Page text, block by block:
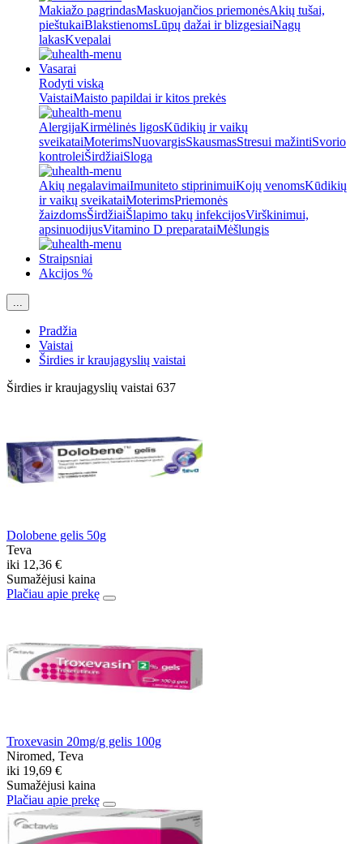
Makiažo pagrindasMaskuojančios priemonėsAkių tušai,
pieštukaiBlakstienomsLūpų dažai ir blizgesiaiNagų
lakasKvepalai
Vasarai
Rodyti viską
VaistaiMaisto papildai ir kitos prekės
AlergijaKirmėlinės ligosKūdikių ir vaikų
sveikataiMoterimsNuovargisSkausmasStresui mažintiSvorio
kontroleiŠirdžiaiSloga
Akių negalavimaiImuniteto stiprinimuiKojų venomsKūdikių
ir vaikų sveikataiMoterimsPriemonės
žaizdomsŠirdžiaiŠlapimo takų infekcijosVirškinimui,
apsinuodijusVitamino D preparataiMėšlungis
Straipsniai
Akcijos %
...
Pradžia
Vaistai
Širdies ir kraujagyslių vaistai
Širdies ir kraujagyslių vaistai 637
Dolobene gelis 50g
Teva
iki 12,36 €
Sumažėjusi kaina
Plačiau apie prekę
Troxevasin 20mg/g gelis 100g
Niromed, Teva
iki 19,69 €
Sumažėjusi kaina
Plačiau apie prekę